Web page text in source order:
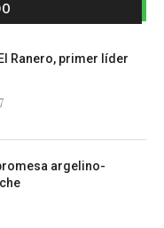
El Ranero, primer líder
argelino-